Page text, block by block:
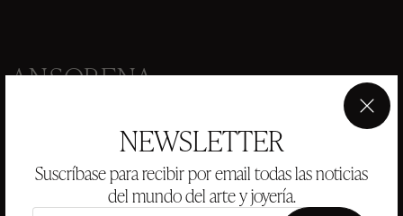
NEWSLETTER
Suscríbase para recibir por email todas las noticias
del mundo del arte y joyería.
×
ANSORENA
GALERÍA
SUBASTAS
VALORACIONES